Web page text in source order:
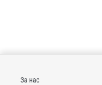
За нас